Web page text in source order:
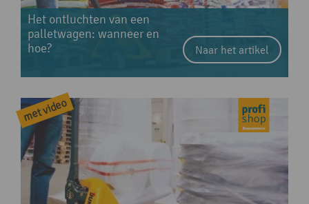
Het ontluchten van een
palletwagen: wanneer en
hoe?
Naar het artikel